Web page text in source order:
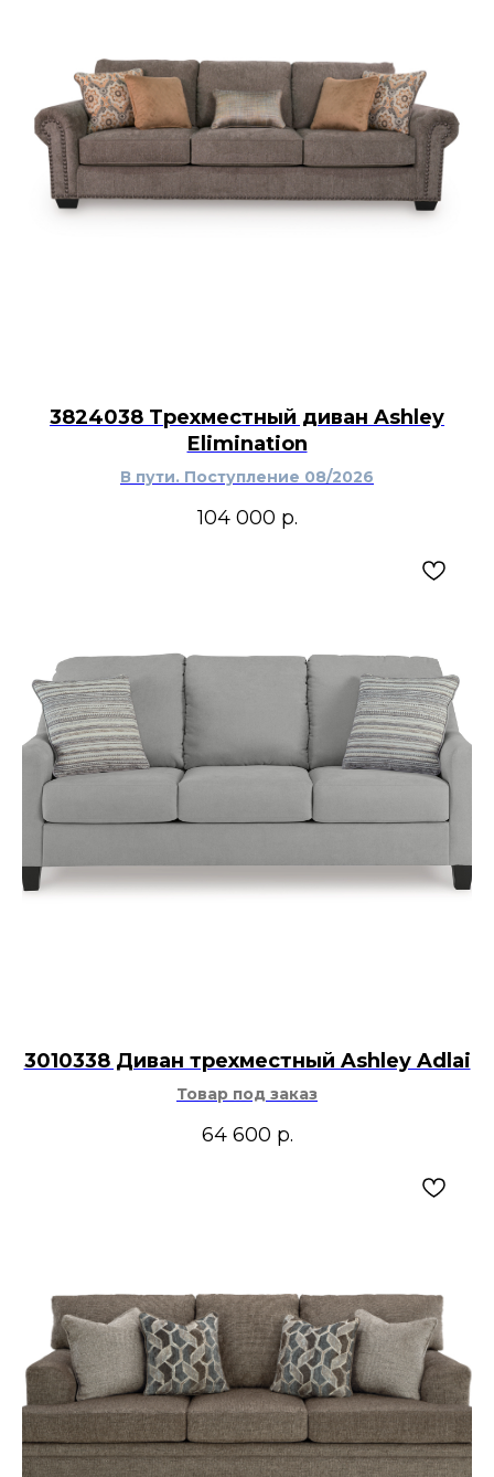
3824038 Трехместный диван Ashley
Elimination
В пути. Поступление 08/2026
104 000 р.
3010338 Диван трехместный Ashley Adlai
Товар под заказ
64 600 р.